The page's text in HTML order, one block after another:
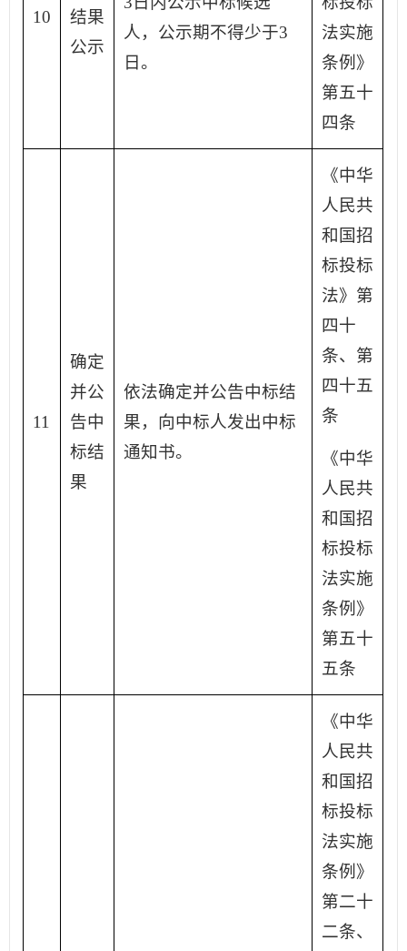
10
结果
公示
人，公示期不得少于3
日。
法实施
条例》
第五十
四条
11
确定
并公
告中
标结
果
依法确定并公告中标结
果，向中标人发出中标
通知书。
《中华
人民共
和国招
标投标
法》第
四十
条、第
四十五
条
《中华
人民共
和国招
标投标
法实施
条例》
第五十
五条
《中华
人民共
和国招
标投标
法实施
条例》
第二十
二条、